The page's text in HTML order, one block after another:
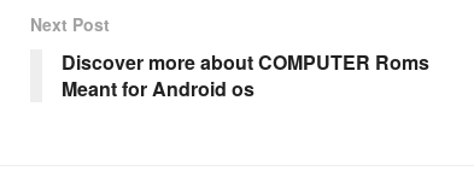
Next Post
Discover more about COMPUTER Roms
Meant for Android os